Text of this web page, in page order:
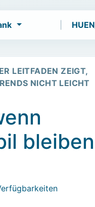
HUEN
LEITFADEN ZEIGT,
NICHT LEICHT
bleiben